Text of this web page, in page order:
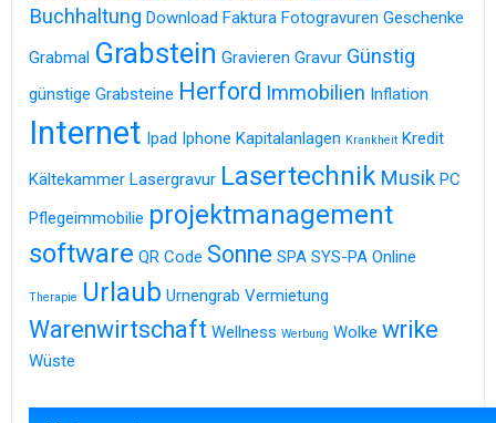
Buchhaltung Download Faktura Fotogravuren Geschenke
Grabmal Grabstein Gravieren Gravur Günstig
günstige Grabsteine Herford Immobilien Inflation
Internet Ipad Iphone Kapitalanlagen Krankheit Kredit
Kältekammer Lasergravur Lasertechnik Musik PC
Pflegeimmobilie projektmanagement
software QR Code Sonne SPA SYS-PA Online
Therapie Urlaub Urnengrab Vermietung
Warenwirtschaft Wellness Werbung Wolke wrike
Wüste